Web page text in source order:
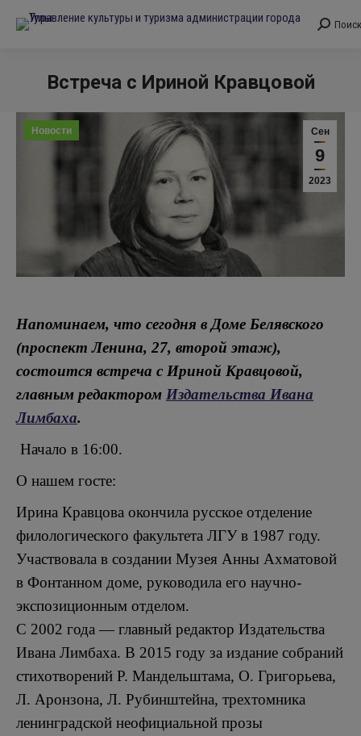
Поиск:
Поиск
Встреча с Ириной Кравцовой
Сен
9
2023
Новости
Напоминаем, что сегодня в Доме Белявского
(проспект Ленина, 27, второй этаж),
состоится встреча с Ириной Кравцовой,
главным редактором Издательства Ивана
Лимбаха.
Начало в 16:00.
О нашем госте:
Ирина Кравцова окончила русское отделение
филологического факультета ЛГУ в 1987 году.
Участвовала в создании Музея Анны Ахматовой
в Фонтанном доме, руководила его научно-
экспозиционным отделом.
С 2002 года — главный редактор Издательства
Ивана Лимбаха. В 2015 году за издание собраний
стихотворений Р. Мандельштама, О. Григорьева,
Л. Аронзона, Л. Рубинштейна, трехтомника
ленинградской неофициальной прозы